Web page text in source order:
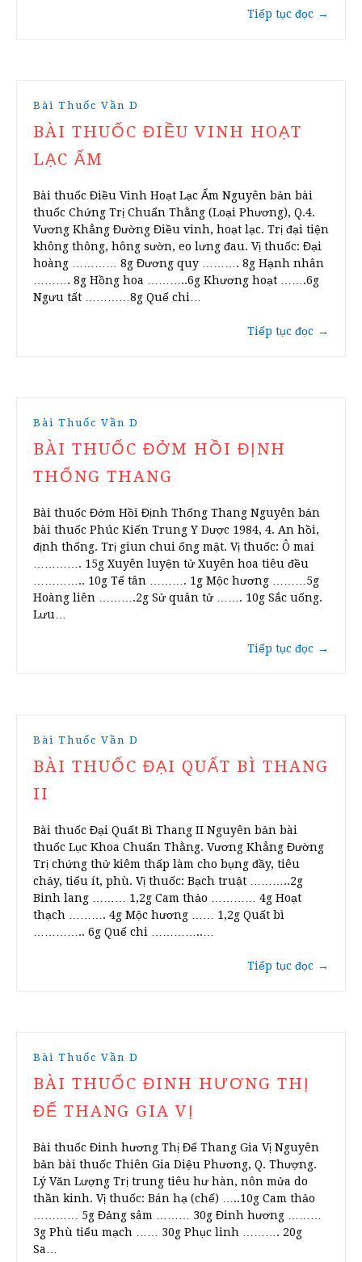
Tiếp tục đọc →
Bài Thuốc Vần D
BÀI THUỐC ĐIỀU VINH HOẠT
LẠC ẨM
Bài thuốc Điều Vinh Hoạt Lạc Ẩm Nguyên bản bài
thuốc Chứng Trị Chuẩn Thằng (Loại Phương), Q.4.
Vương Khẳng Đường Điều vinh, hoạt lạc. Trị đại tiện
không thông, hông sườn, eo lưng đau. Vị thuốc: Đại
hoàng ………… 8g Đương quy ………. 8g Hạnh nhân
………. 8g Hồng hoa ………..6g Khương hoạt …….6g
Ngưu tất …………8g Quế chi…
Tiếp tục đọc →
Bài Thuốc Vần D
BÀI THUỐC ĐỞM HỒI ĐỊNH
THỐNG THANG
Bài thuốc Đởm Hồi Định Thống Thang Nguyên bản
bài thuốc Phúc Kiến Trung Y Dược 1984, 4. An hồi,
định thống. Trị giun chui ống mật. Vị thuốc: Ô mai
…………. 15g Xuyên luyện tử Xuyên hoa tiêu đều
………….. 10g Tế tân ………. 1g Mộc hương ………5g
Hoàng liên ……….2g Sử quân tử ……. 10g Sắc uống.
Lưu…
Tiếp tục đọc →
Bài Thuốc Vần D
BÀI THUỐC ĐẠI QUẤT BÌ THANG
II
Bài thuốc Đại Quất Bì Thang II Nguyên bản bài
thuốc Lục Khoa Chuẩn Thằng. Vương Khẳng Đường
Trị chứng thử kiêm thấp làm cho bụng đầy, tiêu
chảy, tiểu ít, phù. Vị thuốc: Bạch truật ………..2g
Binh lang ……… 1,2g Cam thảo ………… 4g Hoạt
thạch ………. 4g Mộc hương …… 1,2g Quất bì
………….. 6g Quế chi …………..…
Tiếp tục đọc →
Bài Thuốc Vần D
BÀI THUỐC ĐINH HƯƠNG THỊ
ĐẾ THANG GIA VỊ
Bài thuốc Đinh hương Thị Đế Thang Gia Vị Nguyên
bản bài thuốc Thiên Gia Diệu Phương, Q. Thượng.
Lý Văn Lượng Trị trung tiêu hư hàn, nôn mửa do
thần kinh. Vị thuốc: Bán hạ (chế) …..10g Cam thảo
………… 5g Đảng sâm ……… 30g Đinh hương ………
3g Phù tiểu mạch …… 30g Phục linh ………. 20g
Sa…